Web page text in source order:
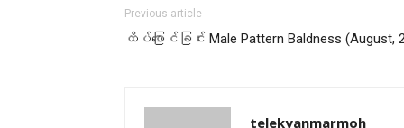
Previous article
ထိပ်ပြောင်ခြင်း Male Pattern Baldness (August,
telekyanmarmoh